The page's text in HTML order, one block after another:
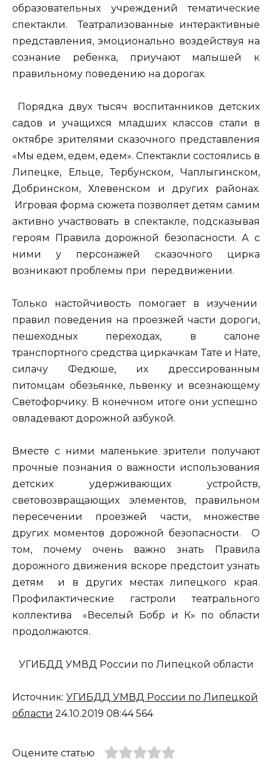
образовательных учреждений тематические
спектакли. Театрализованные интерактивные
представления, эмоционально воздействуя на
сознание ребенка, приучают малышей к
правильному поведению на дорогах.
Порядка двух тысяч воспитанников детских
садов и учащихся младших классов стали в
октябре зрителями сказочного представления
«Мы едем, едем, едем». Спектакли состоялись в
Липецке, Ельце, Тербунском, Чаплыгинском,
Добринском, Хлевенском и других районах.
Игровая форма сюжета позволяет детям самим
активно участвовать в спектакле, подсказывая
героям Правила дорожной безопасности. А с
ними у персонажей сказочного цирка
возникают проблемы при передвижении.
Только настойчивость помогает в изучении
правил поведения на проезжей части дороги,
пешеходных переходах, в салоне
транспортного средства циркачкам Тате и Нате,
силачу Федюше, их дрессированным
питомцам обезьянке, львенку и всезнающему
Светофорчику. В конечном итоге они успешно
овладевают дорожной азбукой.
Вместе с ними маленькие зрители получают
прочные познания о важности использования
детских удерживающих устройств,
световозвращающих элементов, правильном
пересечении проезжей части, множестве
других моментов дорожной безопасности. О
том, почему очень важно знать Правила
дорожного движения вскоре предстоит узнать
детям и в других местах липецкого края.
Профилактические гастроли театрального
коллектива «Веселый Бобр и К» по области
продолжаются.
УГИБДД УМВД России по Липецкой области
Источник: УГИБДД УМВД России по Липецкой
области 24.10.2019 08:44 564
Оцените статью